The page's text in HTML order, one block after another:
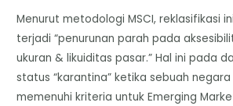
Menurut metodologi MSCI, reklasifikasi
terjadi “penurunan parah pada
ukuran & likuiditas pasar.” Hal ini pada
status “karantina” ketika sebuah
memenuhi kriteria untuk Emerging